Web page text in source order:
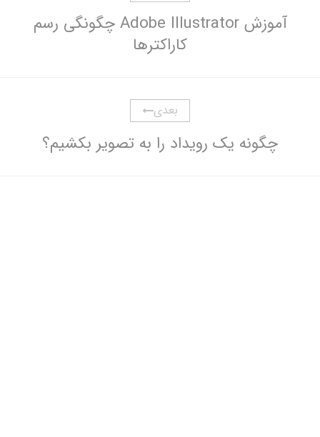
آموزش Adobe Illustrator چگونگی رسم
کاراکترها
بعدی
چگونه یک رویداد را به تصویر بکشیم؟